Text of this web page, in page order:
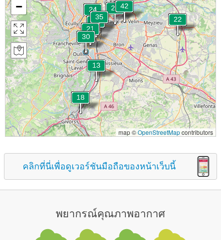
−
map ©OpenStreetMapcontributors
คลิกที่นี่เพื่อดูเวอร์ชันมือถือของหน้าเว็บนี้
พยากรณ์คุณภาพอากาศ